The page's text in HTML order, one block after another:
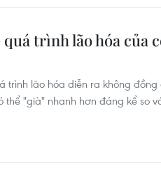
trình lão hóa của
trình lão hóa diễn ra không
thể "già" nhanh hơn đáng kể so